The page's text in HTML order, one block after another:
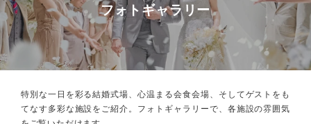
フォトギャラリー
特別な一日を彩る結婚式場、心温まる会食会場、 そしてゲストをも
てなす多彩な施設をご紹介。フォトギャラリーで、 各施設の雰囲気